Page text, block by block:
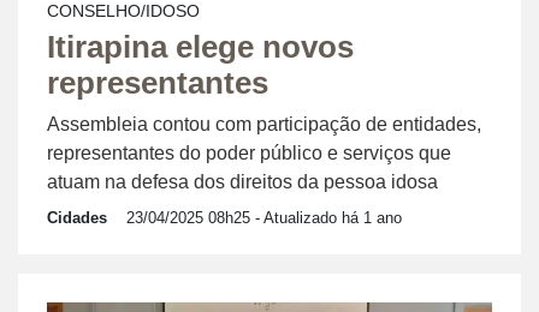
CONSELHO/IDOSO
Itirapina elege novos
representantes
Assembleia contou com participação de entidades,
representantes do poder público e serviços que
atuam na defesa dos direitos da pessoa idosa
Cidades 23/04/2025 08h25 - Atualizado há 1 ano